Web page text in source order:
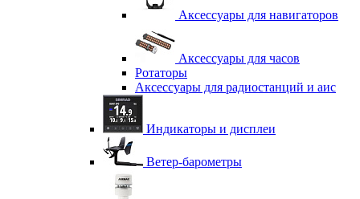
Аксессуары для навигаторов
Аксессуары для часов
Ротаторы
Аксессуары для радиостанций и аис
Индикаторы и дисплеи
Ветер-барометры